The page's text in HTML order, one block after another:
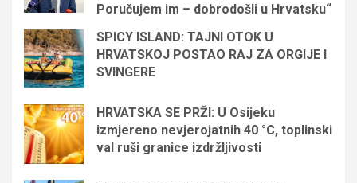
Poručujem im – dobrodošli u Hrvatsku“
SPICY ISLAND: TAJNI OTOK U
HRVATSKOJ POSTAO RAJ ZA ORGIJE I
SVINGERE
HRVATSKA SE PRŽI: U Osijeku
izmjereno nevjerojatnih 40 °C, toplinski
val ruši granice izdržljivosti